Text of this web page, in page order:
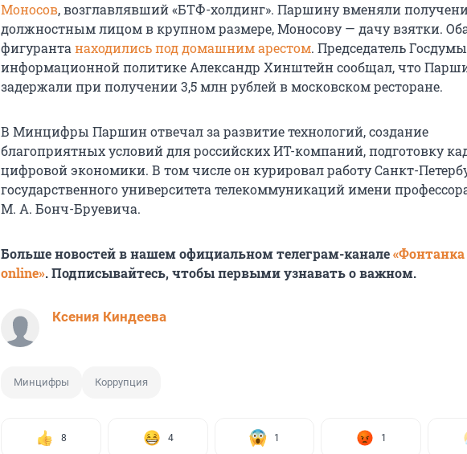
Моносов, возглавлявший «БТФ-холдинг». Паршину вменяли
должностным лицом в крупном размере, Моносову — дачу взятки.
фигуранта находились под домашним арестом. Председатель
информационной политике Александр Хинштейн сообщал, что
задержали при получении3,5 млнрублей в московском ресторане.
В Минцифры Паршин отвечал за развитие технологий, создание
благоприятных условий для российских ИТ-компаний, подготовку
цифровой экономики. В том числе он курировал работу Санкт-
государственного университета телекоммуникаций имени
М. А. Бонч-Бруевича.
Больше новостей в нашем официальном телеграм-канале«Фонтанка
online». Подписывайтесь, чтобы первыми узнавать о важном.
Ксения Киндеева
Минцифры Коррупция
8 4 1 1